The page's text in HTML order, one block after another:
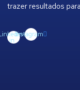
trazer resultados
in
Instagram